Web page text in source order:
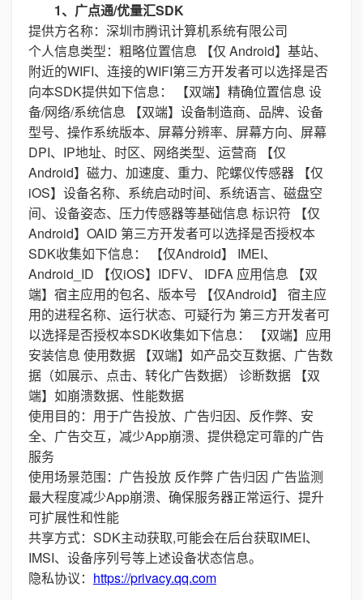
1、广点通/优量汇SDK
提供方名称：深圳市腾讯计算机系统有限公司
个人信息类型：粗略位置信息 【仅 Android】基站、
附近的WIFI、连接的WIFI第三方开发者可以选择是否
向本SDK提供如下信息： 【双端】精确位置信息 设
备/网络/系统信息 【双端】设备制造商、品牌、设备
型号、操作系统版本、屏幕分辨率、屏幕方向、屏幕
DPI、IP地址、时区、网络类型、运营商 【仅
Android】磁力、加速度、重力、陀螺仪传感器 【仅
iOS】设备名称、系统启动时间、系统语言、磁盘空
间、设备姿态、压力传感器等基础信息 标识符 【仅
Android】OAID 第三方开发者可以选择是否授权本
SDK收集如下信息： 【仅Android】 IMEI、
Android_ID 【仅iOS】IDFV、 IDFA 应用信息 【双
端】宿主应用的包名、版本号 【仅Android】 宿主应
用的进程名称、运行状态、可疑行为 第三方开发者可
以选择是否授权本SDK收集如下信息： 【双端】应用
安装信息 使用数据 【双端】如产品交互数据、广告数
据（如展示、点击、转化广告数据） 诊断数据 【双
端】如崩溃数据、性能数据
使用目的：用于广告投放、广告归因、反作弊、安
全、广告交互，减少App崩溃、提供稳定可靠的广告
服务
使用场景范围：广告投放 反作弊 广告归因 广告监测
最大程度减少App崩溃、确保服务器正常运行、提升
可扩展性和性能
共享方式：SDK主动获取,可能会在后台获取IMEI、
IMSI、设备序列号等上述设备状态信息。
隐私协议： https://privacy.qq.com